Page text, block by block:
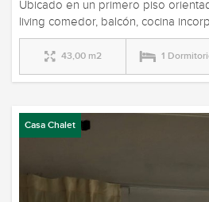
Ubicado en un primero piso
living comedor, balcón, cocina
43,00 m2 1
Casa Chalet